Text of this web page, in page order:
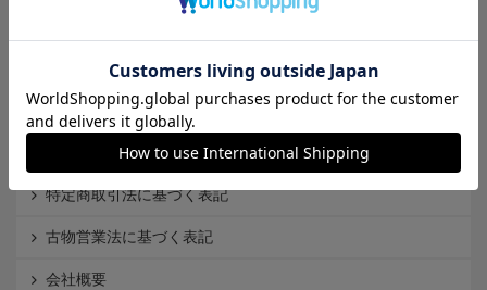
個人情報保護方針
Cookieポリシー
特定商取引法に基づく表記
古物営業法に基づく表記
会社概要